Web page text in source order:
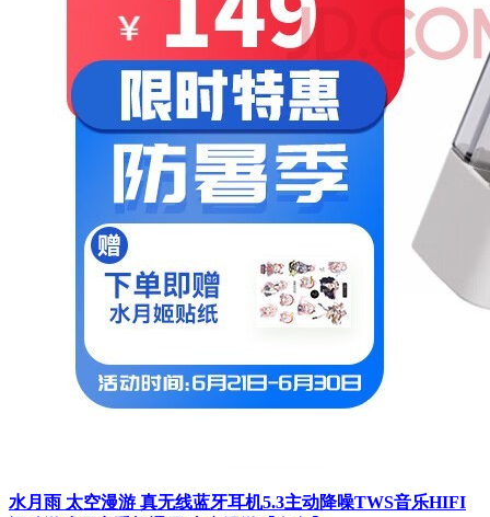
水月雨 太空漫游 真无线蓝牙耳机5.3主动降噪TWS音乐HIFI